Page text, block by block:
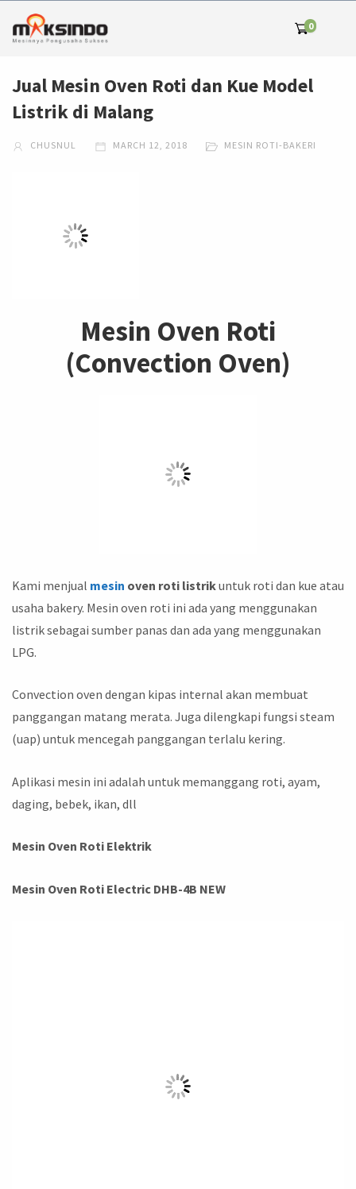
0
Jual Mesin Oven Roti dan Kue Model
Listrik di Malang
CHUSNUL MARCH 12, 2018 MESIN ROTI-BAKERI
Mesin Oven Roti
(Convection Oven)
Kami menjual mesin oven roti listrikuntuk roti dan kue atau
usaha bakery. Mesin oven roti ini ada yang menggunakan
listrik sebagai sumber panas dan ada yang menggunakan
LPG.
Convection oven dengan kipas internal akan membuat
panggangan matang merata. Juga dilengkapi fungsi steam
(uap) untuk mencegah panggangan terlalu kering.
Aplikasi mesin ini adalah untuk memanggang roti, ayam,
daging, bebek, ikan, dll
Mesin Oven Roti Elektrik
Mesin Oven Roti Electric DHB-4B NEW